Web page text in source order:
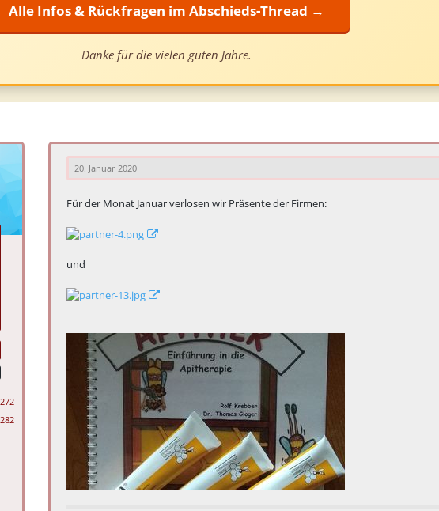
Alle Infos & Rückfragen im Abschieds-Thread →
Danke für die vielen guten Jahre.
272
282
20. Januar 2020
Für der Monat Januar verlosen wir Präsente der Firmen:
und